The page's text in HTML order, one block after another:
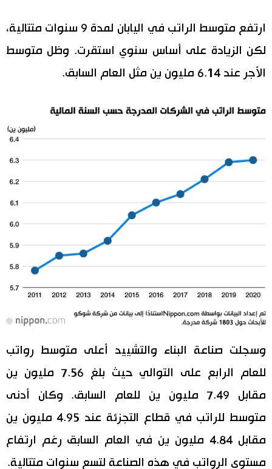
إعلان
ارتفع متوسط الراتب في اليابان لمدة 9 سنوات متتالية،
لكن الزيادة على أساس سنوي استقرت. وظل متوسط
الأجر عند 6.14 مليون ين مثل العام السابق.
وسجلت صناعة البناء والتشييد أعلى متوسط رواتب
للعام الرابع على التوالي حيث بلغ 7.56 مليون ين
مقابل 7.49 مليون ين للعام السابق. وكان أدنى
متوسط للراتب في قطاع التجزئة عند 4.95 مليون ين
مقابل 4.84 مليون ين في العام السابق رغم ارتفاع
مستوى الرواتب في هذه الصناعة لتسع سنوات متتالية.